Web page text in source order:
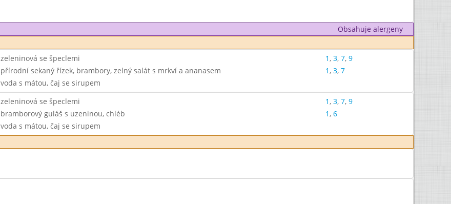
Obsahuje alergeny
zeleninová se špeclemi 1, 3, 7, 9
přírodní sekaný řízek, brambory, zelný salát s mrkví a ananasem 1, 3, 7
voda s mátou, čaj se sirupem
zeleninová se špeclemi 1, 3, 7, 9
bramborový guláš s uzeninou, chléb 1, 6
voda s mátou, čaj se sirupem